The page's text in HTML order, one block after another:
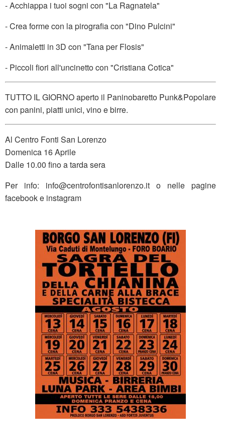
- Acchiappa i tuoi sogni con "La Ragnatela"
- Crea forme con la pirografia con "Dino Pulcini"
- Animaletti in 3D con "Tana per Flosis"
- Piccoli fiori all'uncinetto con "Cristiana Cotica"
TUTTO IL GIORNO aperto il Paninobaretto Punk&Popolare
con panini, piatti unici, vino e birre.
Al Centro Fonti San Lorenzo
Domenica 16 Aprile
Dalle 10.00 fino a tarda sera
Per info: info@centrofontisanlorenzo.it o nelle pagine
facebook e instagram